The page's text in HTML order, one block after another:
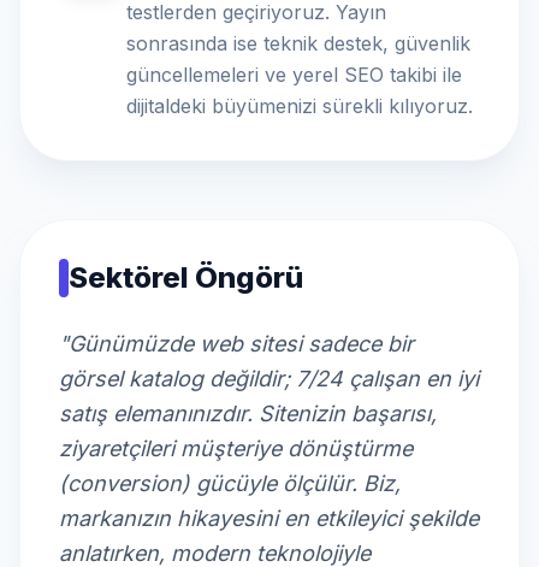
testlerden geçiriyoruz. Yayın
sonrasında ise teknik destek, güvenlik
güncellemeleri ve yerel SEO takibi ile
dijitaldeki büyümenizi sürekli kılıyoruz.
Sektörel Öngörü
"Günümüzde web sitesi sadece bir
görsel katalog değildir; 7/24 çalışan en iyi
satış elemanınızdır. Sitenizin başarısı,
ziyaretçileri müşteriye dönüştürme
(conversion) gücüyle ölçülür. Biz,
markanızın hikayesini en etkileyici şekilde
anlatırken, modern teknolojiyle